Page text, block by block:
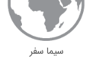
سيما سفر